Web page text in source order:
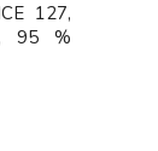
127,
95 %